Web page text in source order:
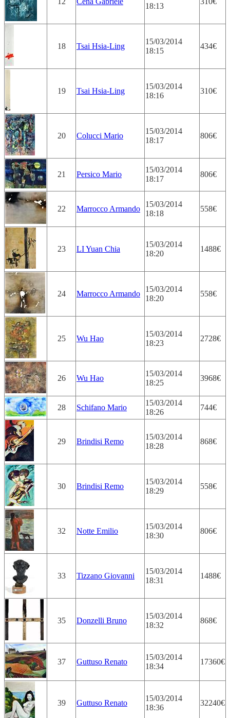
18:13
18 Tsai Hsia-Ling
15/03/2014
18:15
434€
19 Tsai Hsia-Ling
15/03/2014
18:16
310€
20 Colucci Mario
15/03/2014
18:17
806€
21 Persico Mario
15/03/2014
18:17
806€
22 Marrocco Armando
15/03/2014
18:18
558€
23 LI Yuan Chia
15/03/2014
18:20
1488€
24 Marrocco Armando
15/03/2014
18:20
558€
25 Wu Hao
15/03/2014
18:23
2728€
26 Wu Hao
15/03/2014
18:25
3968€
28 Schifano Mario
15/03/2014
18:26
744€
29 Brindisi Remo
15/03/2014
18:28
868€
30 Brindisi Remo
15/03/2014
18:29
558€
32 Notte Emilio
15/03/2014
18:30
806€
33 Tizzano Giovanni
15/03/2014
18:31
1488€
35 Donzelli Bruno
15/03/2014
18:32
868€
37 Guttuso Renato
15/03/2014
18:34
17360€
39 Guttuso Renato
15/03/2014
18:36
32240€